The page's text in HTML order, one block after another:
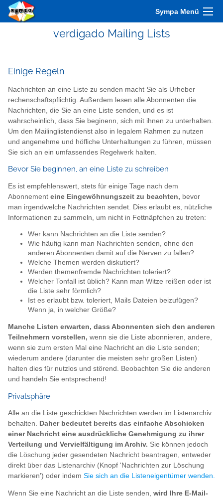
Sympa Menü
verdigado Mailing Lists
Einige Regeln
Nachrichten an eine Liste zu senden macht Sie als Urheber
rechenschaftspflichtig. Außerdem lesen alle Abonnenten die
Nachrichten, die Sie an eine Liste senden, und es ist
wahrscheinlich, dass Sie beginenn, sich mit ihnen zu unterhalten.
Um den Mailinglistendienst also in legalem Rahmen zu nutzen
und angenehme und höfliche Unterhaltungen zu führen, müssen
Sie sich an ein umfassendes Regelwerk halten.
Bevor Sie beginnen, an eine Liste zu schreiben
Es ist empfehlenswert, stets für einige Tage nach dem
Abonnement eine Eingewöhnungszeit zu beachten, bevor
man irgendwelche Nachrichten sendet. Dies erlaubt es, nützliche
Informationen zu sammeln, um nicht in Fettnäpfchen zu treten:
Wer kann Nachrichten an die Liste senden?
Wie häufig kann man Nachrichten senden, ohne den
anderen Abonnenten damit auf die Nerven zu fallen?
Welche Themen werden diskutiert?
Werden themenfremde Nachrichten toleriert?
Welcher Tonfall ist üblich? Kann man Witze reißen oder ist
die Liste sehr förmlich?
Ist es erlaubt bzw. toleriert, Mails Dateien beizufügen?
Wenn ja, in welcher Größe?
Manche Listen erwarten, dass Abonnenten sich den anderen
Teilnehmern vorstellen, wenn sie die Liste abonnieren, andere,
wenn sie zum ersten Mal eine Nachricht an die Liste senden;
wiederum andere (darunter die meisten sehr großen Listen)
halten dies für nutzlos und störend. Beobachten Sie die anderen
und handeln Sie entsprechend!
Privatsphäre
Alle an die Liste geschickten Nachrichten werden im Listenarchiv
behalten. Daher bedeutet bereits das einfache Abschicken
einer Nachricht eine ausdrückliche Genehmigung zu ihrer
Verteilung und Vervielfältigung im Archiv. Sie können jedoch
die Löschung jeder gesendeten Nachricht beantragen, entweder
direkt über das Listenarchiv (Knopf 'Nachrichten zur Löschung
markieren') oder indem Sie sich an die Listeneigentümer wenden.
Wenn Sie eine Nachricht an die Liste senden, wird Ihre E-Mail-